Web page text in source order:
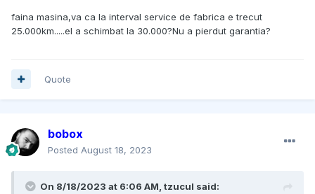
faina masina,va ca la interval service de fabrica e trecut
25.000km.....el a schimbat la 30.000?Nu a pierdut garantia?
Quote
bobox
Posted August 18, 2023
On 8/18/2023 at 6:06 AM, tzucul said: